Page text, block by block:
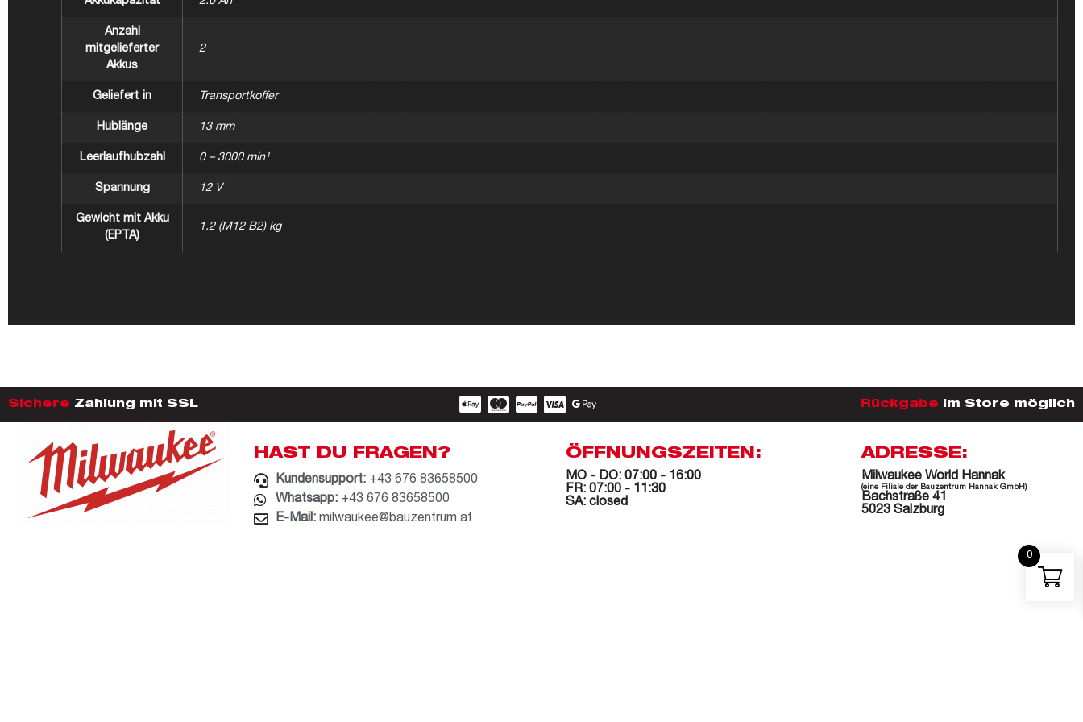
Anzahl
mitgelieferter
Akkus
2
Geliefert in Transportkoffer
Hublänge 13 mm
Leerlaufhubzahl 0 – 3000 min¹
Spannung 12 V
Gewicht mit Akku
(EPTA)
1.2 (M12 B2) kg
Sichere Zahlung mit SSL Rückgabe im Store möglich
HAST DU FRAGEN?
Kundensupport: +43 676 83658500
Whatsapp: +43 676 83658500
E-Mail: milwaukee@bauzentrum.at
ÖFFNUNGSZEITEN:
MO - DO: 07:00 - 16:00
FR: 07:00 - 11:30
SA: closed
ADRESSE:
Milwaukee World Hannak
(eine Filiale der Bauzentrum Hannak GmbH)
Bachstraße 41
5023 Salzburg
0